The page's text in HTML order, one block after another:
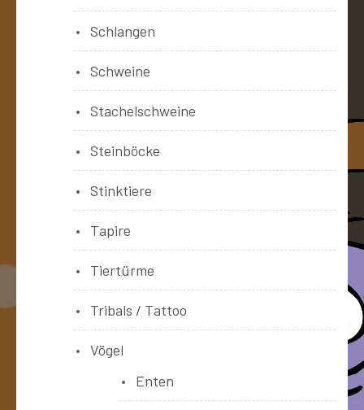
Schlangen
Schweine
Stachelschweine
Steinböcke
Stinktiere
Tapire
Tiertürme
Tribals / Tattoo
Vögel
Enten